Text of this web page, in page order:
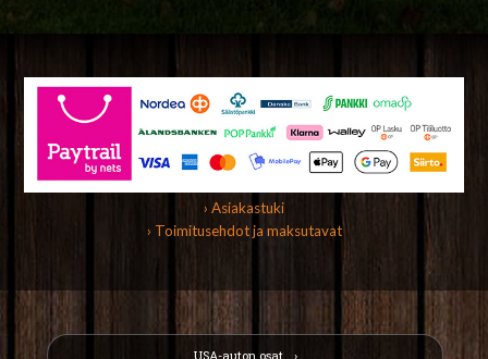
› Asiakastuki
› Toimitusehdot ja maksutavat
USA-auton osat